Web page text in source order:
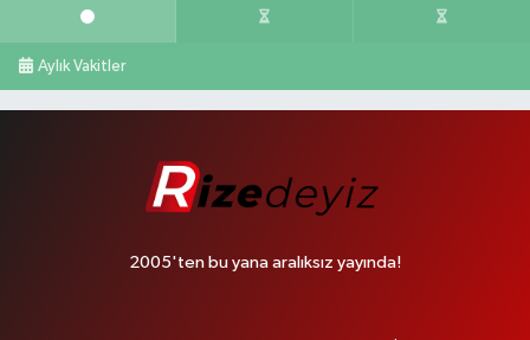
Aylık Vakitler
2005'ten bu yana aralıksız yayında!